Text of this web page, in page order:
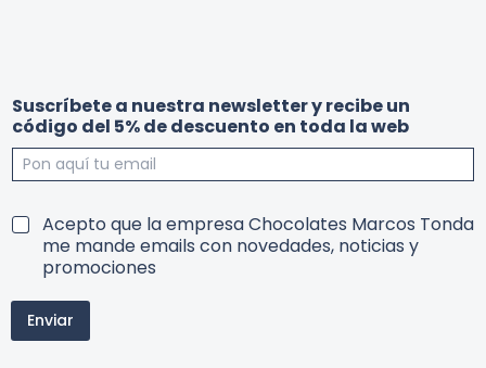
Suscríbete a nuestra newsletter y recibe un
código del 5% de descuento en toda la web
n
u
n
o
T
i
o
Acepto que la empresa Chocolates Marcos Tonda
me mande emails con novedades, noticias y
promociones
Enviar